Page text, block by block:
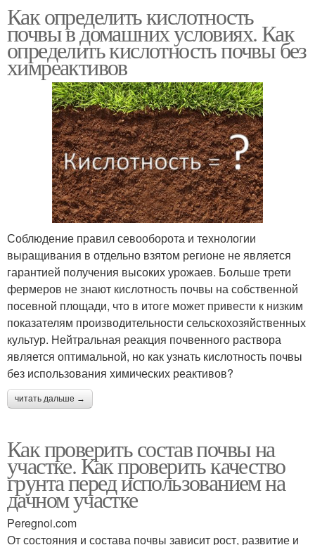
Как определить кислотность
почвы в домашних условиях. Как
определить кислотность почвы без
химреактивов
Соблюдение правил севооборота и технологии
выращивания в отдельно взятом регионе не является
гарантией получения высоких урожаев. Больше трети
фермеров не знают кислотность почвы на собственной
посевной площади, что в итоге может привести к низким
показателям производительности сельскохозяйственных
культур. Нейтральная реакция почвенного раствора
является оптимальной, но как узнать кислотность почвы
без использования химических реактивов?
читать дальше →
Как проверить состав почвы на
участке. Как проверить качество
грунта перед использованием на
дачном участке
Peregnoi.com
От состояния и состава почвы зависит рост, развитие и